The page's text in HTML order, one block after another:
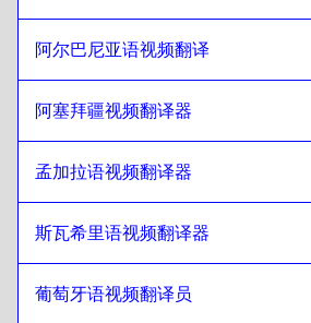
克罗地亚语至旁遮普语
旁遮普语至古巴西班牙语
古巴西班牙语至旁遮普语
厄瓜多尔西班牙语至旁遮普语
旁遮普语至爱沙尼亚语
旁遮普语至埃塞俄比亚阿姆哈拉语
阿尔巴尼亚语视频翻译
阿塞拜疆视频翻译器
孟加拉语视频翻译器
斯瓦希里语视频翻译器
葡萄牙语视频翻译员